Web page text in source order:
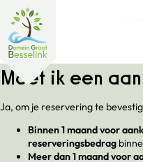
Moet ik een
Ja, om je reservering te
Binnen 1 maand voor
reserveringsbedrag
Meer dan 1 maand voor